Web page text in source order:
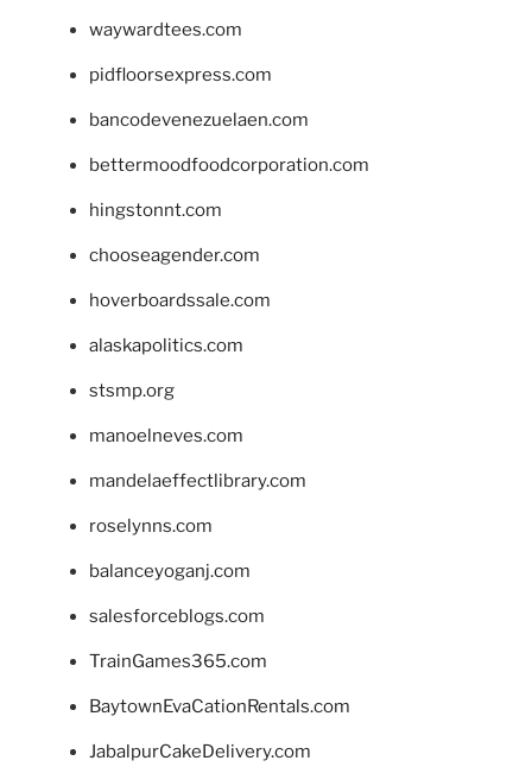
waywardtees.com
pidfloorsexpress.com
bancodevenezuelaen.com
bettermoodfoodcorporation.com
hingstonnt.com
chooseagender.com
hoverboardssale.com
alaskapolitics.com
stsmp.org
manoelneves.com
mandelaeffectlibrary.com
roselynns.com
balanceyoganj.com
salesforceblogs.com
TrainGames365.com
BaytownEvaCationRentals.com
JabalpurCakeDelivery.com